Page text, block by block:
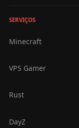
SERVIÇOS
Minecraft
VPS Gamer
Rust
DayZ